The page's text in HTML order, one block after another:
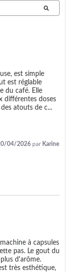
est simple
est réglable
du café. Elle
différentes doses
atouts de c...
04/2026 par Karine
à capsules
pas. Le gout du
d'arôme.
très esthétique,